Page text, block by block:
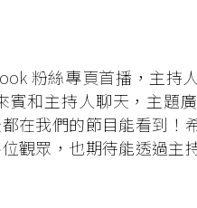
粉絲專頁首播，主持
和主持人聊天，主題
在我們的節目能看到！
觀眾，也期待能透過主